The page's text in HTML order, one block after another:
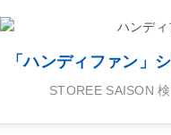
「ハンディファン」
STOREE SAISON